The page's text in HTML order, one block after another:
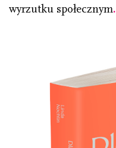
wyrzutku społecznym.